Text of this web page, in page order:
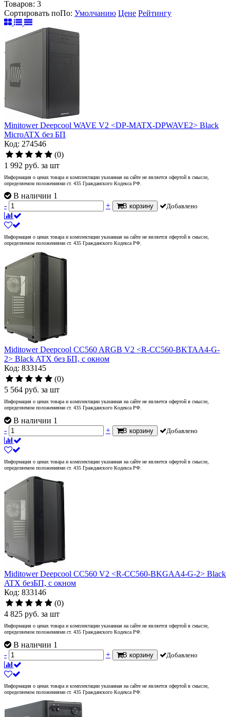
Товаров: 3
Сортировать поПо: Умолчанию Цене Рейтингу
Minitower Deepcool WAVE V2 <DP-MATX-DPWAVE2> Black
MicroATX без БП
Код: 274546
(0)
1 992 руб. за шт
Информация о ценах товара и комплектации указанная на сайте не является офертой в смысле,
определяемом положениями ст. 435 Гражданского Кодекса РФ.
В наличии 1
-
+ В корзину Добавлено
Информация о ценах товара и комплектации указанная на сайте не является офертой в смысле,
определяемом положениями ст. 435 Гражданского Кодекса РФ.
Miditower Deepcool CC560 ARGB V2 <R-CC560-BKTAA4-G-
2> Black ATX без БП, с окном
Код: 833145
(0)
5 564 руб. за шт
Информация о ценах товара и комплектации указанная на сайте не является офертой в смысле,
определяемом положениями ст. 435 Гражданского Кодекса РФ.
В наличии 1
-
+ В корзину Добавлено
Информация о ценах товара и комплектации указанная на сайте не является офертой в смысле,
определяемом положениями ст. 435 Гражданского Кодекса РФ.
Miditower Deepcool CC560 V2 <R-CC560-BKGAA4-G-2> Black
ATX безБП, с окном
Код: 833146
(0)
4 825 руб. за шт
Информация о ценах товара и комплектации указанная на сайте не является офертой в смысле,
определяемом положениями ст. 435 Гражданского Кодекса РФ.
В наличии 1
-
+ В корзину Добавлено
Информация о ценах товара и комплектации указанная на сайте не является офертой в смысле,
определяемом положениями ст. 435 Гражданского Кодекса РФ.